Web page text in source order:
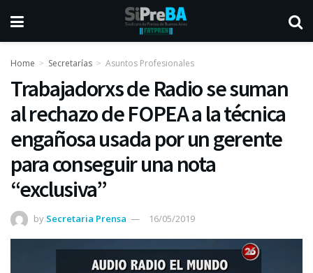
Home Secretarías Asuntos Profesionales
Trabajadorxs de Radio se suman
al rechazo de FOPEA a la técnica
engañosa usada por un gerente
para conseguir una nota
“exclusiva”
by Secretaria Prensa 16/05/2019